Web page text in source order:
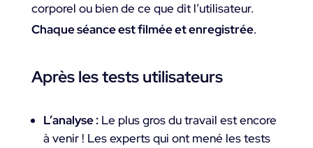
corporel ou bien de ce que dit l’utilisateur.
Chaque séance est filmée et enregistrée.
Après les tests utilisateurs
L’analyse :Le plus gros du travail est encore
à venir ! Les experts qui ont mené les tests